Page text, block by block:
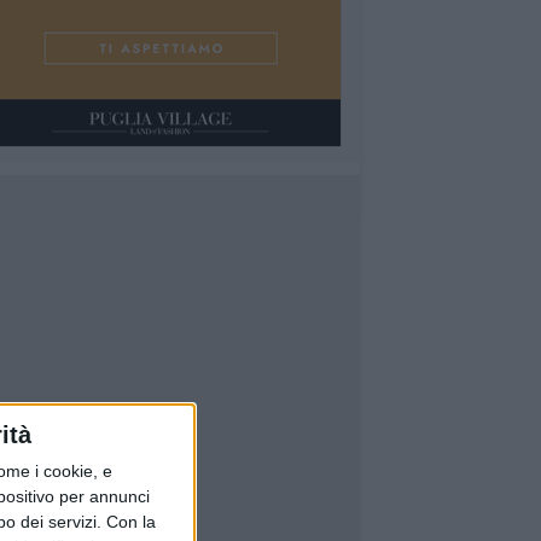
i cookie, e
per annunci
dei servizi. Con la